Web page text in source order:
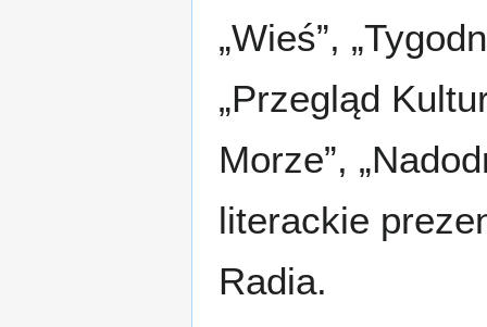
„Wieś”,
„Przegląd
Morze”,
literackie
Radia.